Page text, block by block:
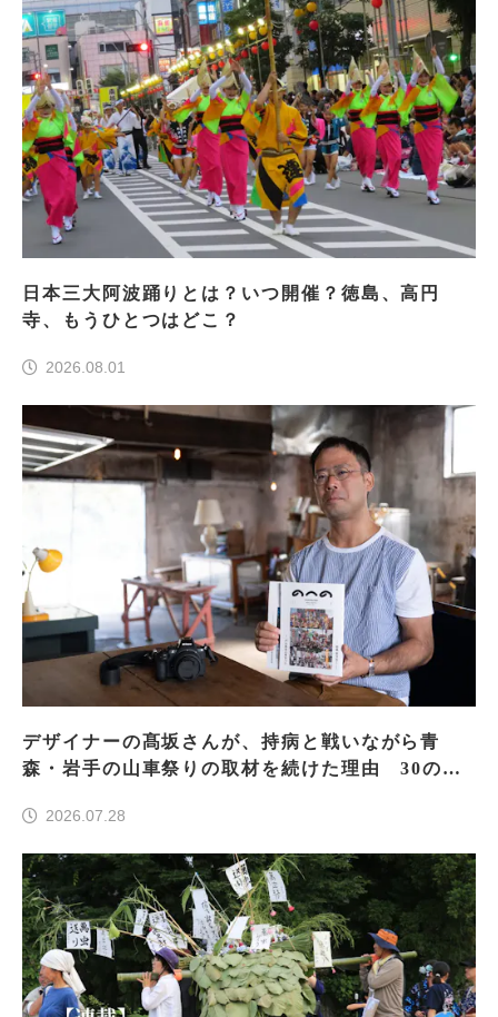
日本三大阿波踊りとは？いつ開催？徳島、高円
寺、もうひとつはどこ？
2026.08.01
デザイナーの髙坂さんが、持病と戦いながら青
森・岩手の山車祭りの取材を続けた理由 30の山
2026.07.28